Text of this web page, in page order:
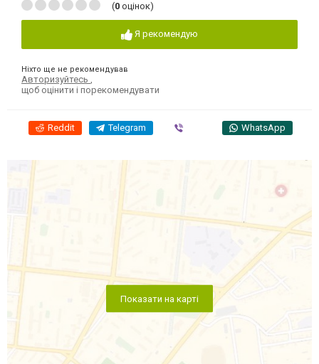
(0 оцінок)
Я рекомендую
Ніхто ще не рекомендував
Авторизуйтесь
щоб оцінити і порекомендувати
Reddit Telegram WhatsApp
Показати на карті